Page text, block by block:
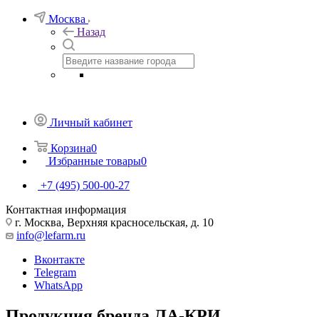
Москва
Назад
Личный кабинет
Корзина0
Избранные товары0
+7 (495) 500-00-27
Контактная информация
г. Москва, Верхняя красносельская, д. 10
info@lefarm.ru
Вконтакте
Telegram
WhatsApp